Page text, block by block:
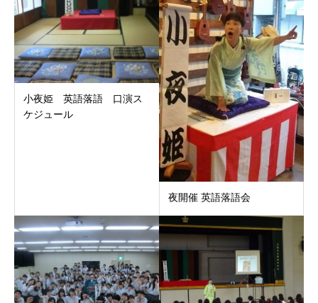
小夜姫 英語落語 口演ス
ケジュール
夜開催 英語落語会